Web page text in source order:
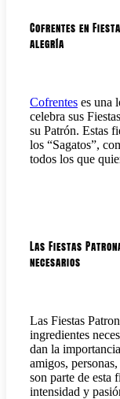
Cofrentes en
alegría
Cofrentes es una
celebra sus
su Patrón. Estas
los “Sagatos”,
todos los que
Las Fiestas
necesarios
Las Fiestas
ingredientes
dan la
amigos,
son parte de esta
intensidad y